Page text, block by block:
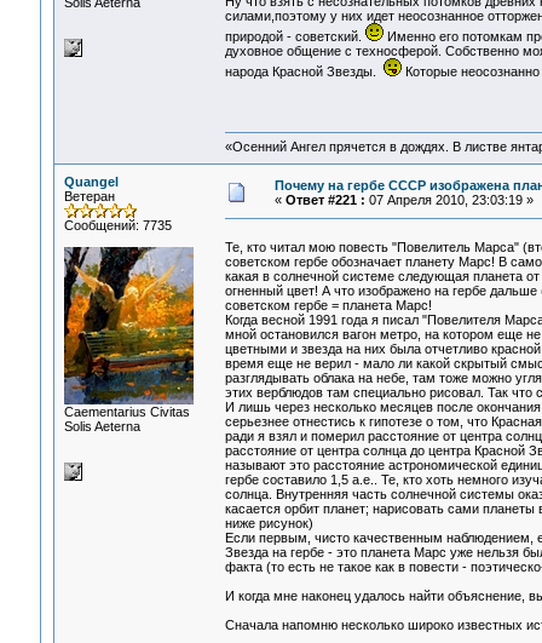
силами,поэтому у них идет неосознанное
природой - советский.
Именно его потомкам
духовное общение с техносферой. Собственно
народа Красной Звезды.
Которые
«Осенний Ангел прячется в дождях. В листве
Quangel
Ветеран
Сообщений: 7735
Сaementarius Civitas
Solis Aeterna
Почему на гербе СССР изображена
« Ответ #221 : 07 Апреля 2010, 23:03:19 »
Те, кто читал мою повесть "Повелитель Марса"
советском гербе обозначает планету Марс! В
какая в солнечной системе следующая планета
огненный цвет! А что изображено на гербе
советском гербе = планета Марс!
Когда весной 1991 года я писал "Повелителя
мной остановился вагон метро, на котором еще
цветными и звезда на них была отчетливо
время еще не верил - мало ли какой скрытый
разглядывать облака на небе, там тоже можно
этих верблюдов там специально рисовал. Так
И лишь через несколько месяцев после
серьезнее отнестись к гипотезе о том, что
ради я взял и померил расстояние от центра
расстояние от центра солнца до центра Красной
называют это расстояние астрономической
гербе составило 1,5 а.е.. Те, кто хоть немного
солнца. Внутренняя часть солнечной системы
касается орбит планет; нарисовать сами
ниже рисунок)
Если первым, чисто качественным наблюдением,
Звезда на гербе - это планета Марс уже нельзя
факта (то есть не такое как в повести -
И когда мне наконец удалось найти объяснение,
Сначала напомню несколько широко известных